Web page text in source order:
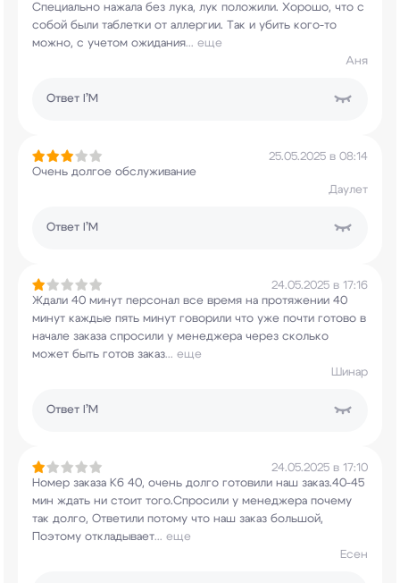
Специально нажала без лука, лук положили. Хорошо, что с
собой были таблетки от аллергии. Так и убить кого-то
можно, с учетом ожидания... еще
Аня
Ответ I’M
25.05.2025 в 08:14
Очень долгое обслуживание
Даулет
Ответ I’M
24.05.2025 в 17:16
Ждали 40 минут персонал все время на протяжении 40
минут каждые пять минут говорили что уже почти готово в
начале заказа спросили у менеджера через сколько
может быть готов заказ... еще
Шинар
Ответ I’M
24.05.2025 в 17:10
Номер заказа К6 40, очень долго готовили наш заказ.40-45
мин ждать ни стоит того.Спросили у менеджера почему
так долго, Ответили потому что наш заказ большой,
Поэтому откладывает... еще
Есен